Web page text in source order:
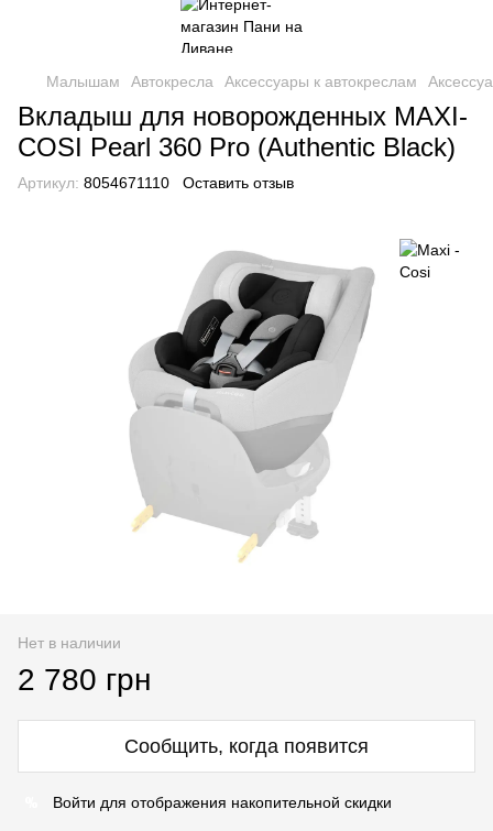
Малышам Автокресла Аксессуары к автокреслам
Вкладыш для новорожденных MAXI-
COSI Pearl 360 Pro (Authentic Black)
Артикул: 8054671110 Оставить отзыв
Нет в наличии
2 780 грн
Сообщить, когда появится
Войти для отображения накопительной скидки